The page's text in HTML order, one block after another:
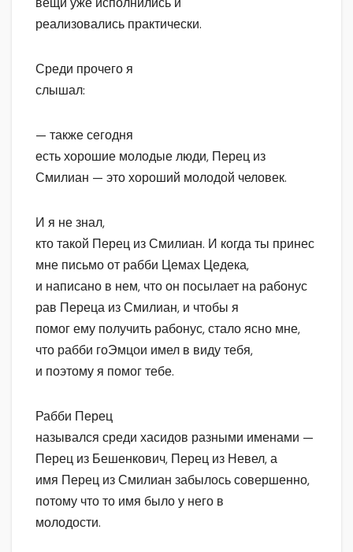
реализовались практически.
Среди прочего я
слышал:
— также сегодня
есть хорошие молодые люди, Перец из
Смилиан — это хороший молодой человек.
И я не знал,
кто такой Перец из Смилиан. И когда ты принес
мне письмо от рабби Цемах Цедека,
и написано в нем, что он посылает на рабонус
рав Переца из Смилиан, и чтобы я
помог ему получить рабонус, стало ясно мне,
что рабби гоЭмцои имел в виду тебя,
и поэтому я помог тебе.
Рабби Перец
назывался среди хасидов разными именами —
Перец из Бешенкович, Перец из Невел, а
имя Перец из Смилиан забылось совершенно,
потому что то имя было у него в
молодости.